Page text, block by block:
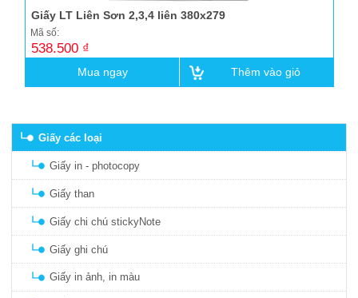
Bao da đựng giấy tờ xe
Thẻ chấm công
Lau bảng, Nước lau bảng trắng
Giấy LT Liên Sơn 2,3,4 liên 380x279
Mã số:
538.500 ₫
Mua ngay Thêm vào giỏ
Giấy các loại
Giấy in - photocopy
Giấy than
Giấy chi chú stickyNote
Giấy ghi chú
Giấy in ảnh, in màu